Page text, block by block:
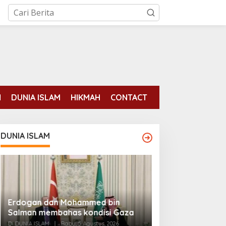
DUNIA ISLAM HIKMAH CONTACT
DUNIA ISLAM
Erdogan dan Mohammed bin
Salman membahas kondisi Gaza
Di DUNIA ISLAM Rabu, 5 Agustus, 2026